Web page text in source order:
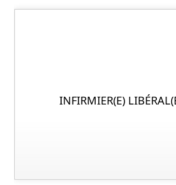
INFIRMIER(E)